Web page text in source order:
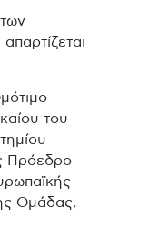
του
Πρόεδρο
Ομάδας,